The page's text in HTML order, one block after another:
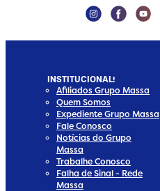
Instagram
INSTITUCIONAL!
Afiliados Grupo Massa
Quem Somos
Expediente Grupo Massa
Fale Conosco
Notícias do Grupo
Massa
Trabalhe Conosco
Falha de Sinal - Rede
Massa